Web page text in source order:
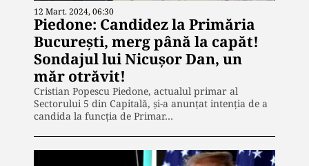
12 Mart. 2024, 06:30
Piedone: Candidez la Primăria
București, merg până la capăt!
Sondajul lui Nicușor Dan, un
măr otrăvit!
Cristian Popescu Piedone, actualul primar al
Sectorului 5 din Capitală, și-a anunțat intenția de a
candida la funcția de Primar…